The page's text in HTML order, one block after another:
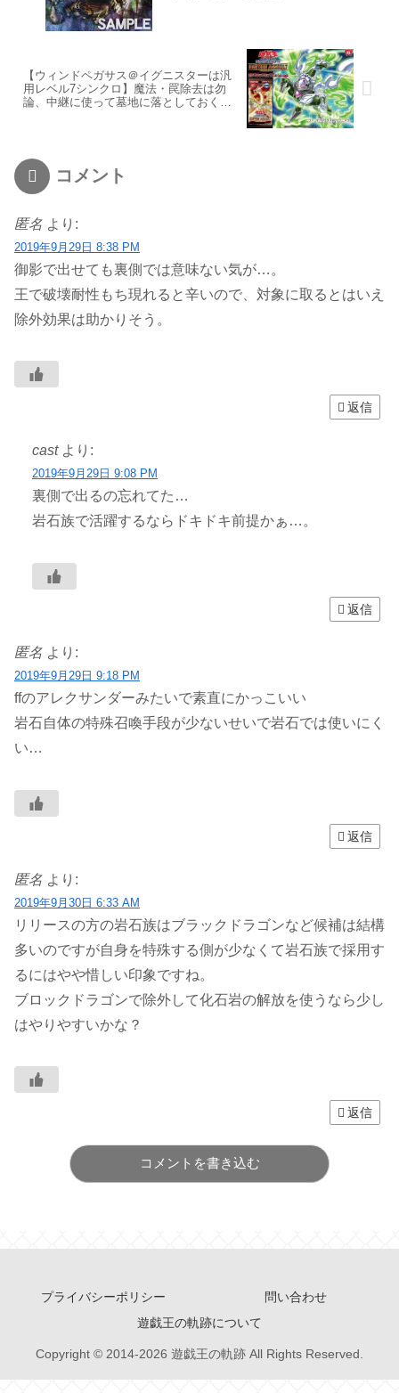
【ウィンドペガサス＠イグニスターは汎
用レベル7シンクロ】魔法・罠除去は勿
論、中継に使って墓地に落としておくの
コメント
匿名 より:
2019年9月29日 8:38 PM
御影で出せても裏側では意味ない気が…。
王で破壊耐性もち現れると辛いので、対象に取るとはいえ
除外効果は助かりそう。
返信
cast より:
2019年9月29日 9:08 PM
裏側で出るの忘れてた…
岩石族で活躍するならドキドキ前提かぁ…。
返信
匿名 より:
2019年9月29日 9:18 PM
ffのアレクサンダーみたいで素直にかっこいい
岩石自体の特殊召喚手段が少ないせいで岩石では使いにく
い…
返信
匿名 より:
2019年9月30日 6:33 AM
リリースの方の岩石族はブラックドラゴンなど候補は結構
多いのですが自身を特殊する側が少なくて岩石族で採用す
るにはやや惜しい印象ですね。
ブロックドラゴンで除外して化石岩の解放を使うなら少し
はやりやすいかな？
返信
コメントを書き込む
プライバシーポリシー
問い合わせ
遊戯王の軌跡について
Copyright © 2014-2026 遊戯王の軌跡 All Rights Reserved.